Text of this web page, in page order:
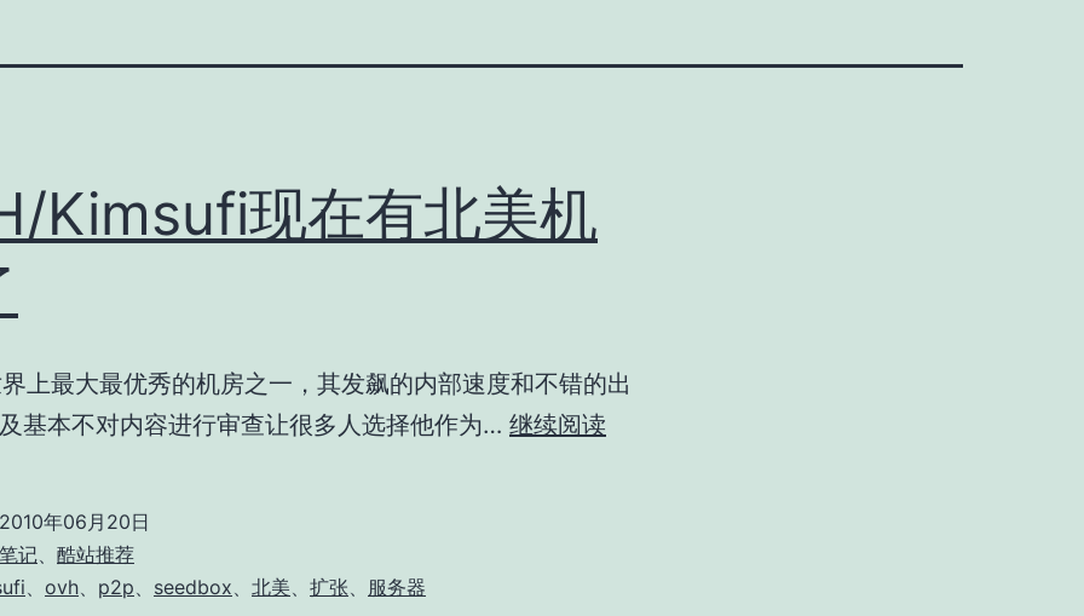
Kimsufi现在有北美机
上最大最优秀的机房之一，其发飙的内部速度和不错的出
基本不对内容进行审查让很多人选择他作为… 继续阅读
2010年06月20日
记、 酷站推荐
、 ovh、 p2p、 seedbox、 北美、 扩张、 服务器